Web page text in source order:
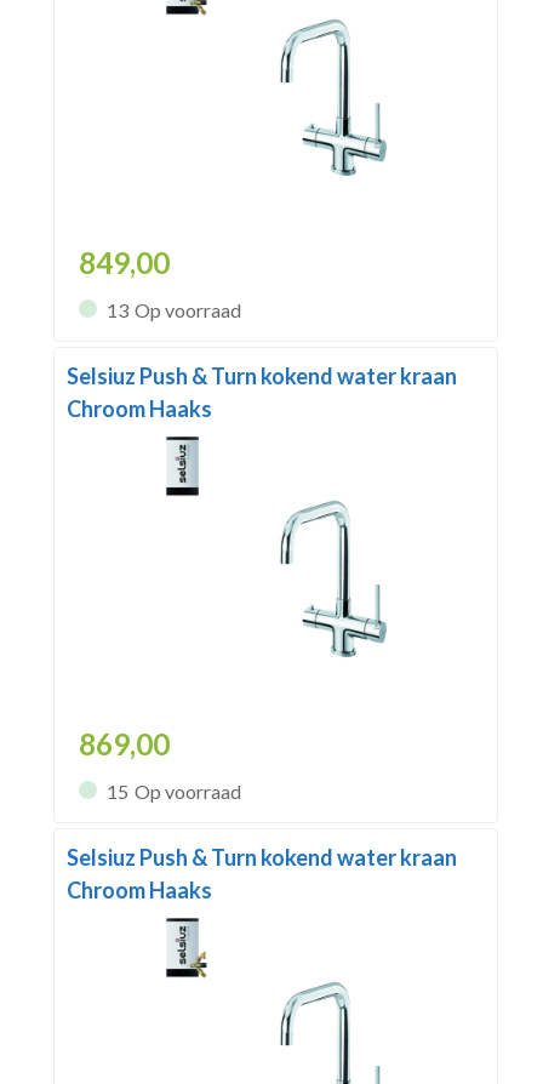
849,00
13 Op voorraad
Selsiuz Push & Turn kokend water kraan
Chroom Haaks
869,00
15 Op voorraad
Selsiuz Push & Turn kokend water kraan
Chroom Haaks